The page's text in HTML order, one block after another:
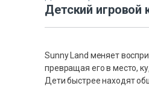
Детский игровой
Sunny Land меняет
превращая его в место,
Дети быстрее находят